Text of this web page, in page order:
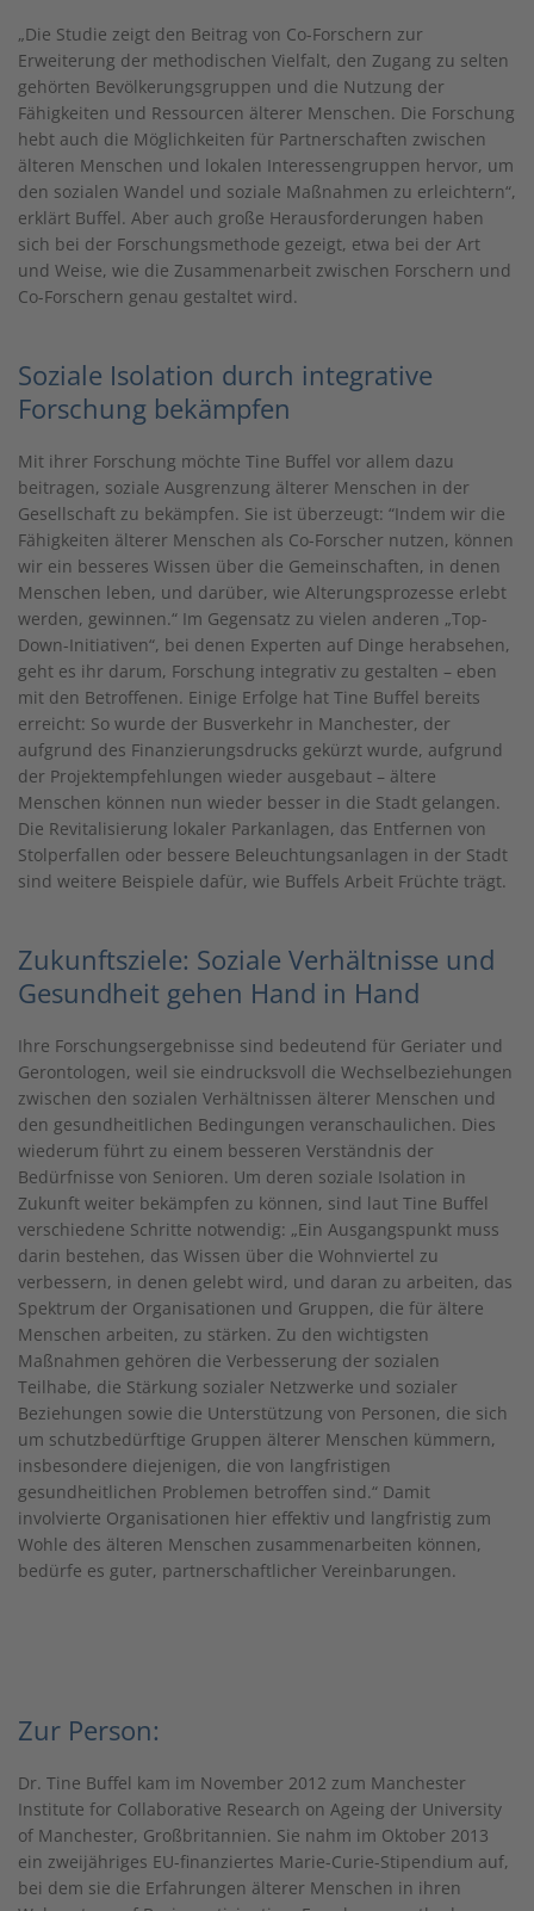
„Die Studie zeigt den Beitrag von Co-Forschern zur
Erweiterung der methodischen Vielfalt, den Zugang zu selten
gehörten Bevölkerungsgruppen und die Nutzung der
Fähigkeiten und Ressourcen älterer Menschen. Die Forschung
hebt auch die Möglichkeiten für Partnerschaften zwischen
älteren Menschen und lokalen Interessengruppen hervor, um
den sozialen Wandel und soziale Maßnahmen zu erleichtern“,
erklärt Buffel. Aber auch große Herausforderungen haben
sich bei der Forschungsmethode gezeigt, etwa bei der Art
und Weise, wie die Zusammenarbeit zwischen Forschern und
Co-Forschern genau gestaltet wird.
Soziale Isolation durch integrative
Forschung bekämpfen
Mit ihrer Forschung möchte Tine Buffel vor allem dazu
beitragen, soziale Ausgrenzung älterer Menschen in der
Gesellschaft zu bekämpfen. Sie ist überzeugt: “Indem wir die
Fähigkeiten älterer Menschen als Co-Forscher nutzen, können
wir ein besseres Wissen über die Gemeinschaften, in denen
Menschen leben, und darüber, wie Alterungsprozesse erlebt
werden, gewinnen.“ Im Gegensatz zu vielen anderen „Top-
Down-Initiativen“, bei denen Experten auf Dinge herabsehen,
geht es ihr darum, Forschung integrativ zu gestalten – eben
mit den Betroffenen. Einige Erfolge hat Tine Buffel bereits
erreicht: So wurde der Busverkehr in Manchester, der
aufgrund des Finanzierungsdrucks gekürzt wurde, aufgrund
der Projektempfehlungen wieder ausgebaut – ältere
Menschen können nun wieder besser in die Stadt gelangen.
Die Revitalisierung lokaler Parkanlagen, das Entfernen von
Stolperfallen oder bessere Beleuchtungsanlagen in der Stadt
sind weitere Beispiele dafür, wie Buffels Arbeit Früchte trägt.
Zukunftsziele: Soziale Verhältnisse und
Gesundheit gehen Hand in Hand
Ihre Forschungsergebnisse sind bedeutend für Geriater und
Gerontologen, weil sie eindrucksvoll die Wechselbeziehungen
zwischen den sozialen Verhältnissen älterer Menschen und
den gesundheitlichen Bedingungen veranschaulichen. Dies
wiederum führt zu einem besseren Verständnis der
Bedürfnisse von Senioren. Um deren soziale Isolation in
Zukunft weiter bekämpfen zu können, sind laut Tine Buffel
verschiedene Schritte notwendig: „Ein Ausgangspunkt muss
darin bestehen, das Wissen über die Wohnviertel zu
verbessern, in denen gelebt wird, und daran zu arbeiten, das
Spektrum der Organisationen und Gruppen, die für ältere
Menschen arbeiten, zu stärken. Zu den wichtigsten
Maßnahmen gehören die Verbesserung der sozialen
Teilhabe, die Stärkung sozialer Netzwerke und sozialer
Beziehungen sowie die Unterstützung von Personen, die sich
um schutzbedürftige Gruppen älterer Menschen kümmern,
insbesondere diejenigen, die von langfristigen
gesundheitlichen Problemen betroffen sind.“ Damit
involvierte Organisationen hier effektiv und langfristig zum
Wohle des älteren Menschen zusammenarbeiten können,
bedürfe es guter, partnerschaftlicher Vereinbarungen.
Zur Person:
Dr. Tine Buffel kam im November 2012 zum Manchester
Institute for Collaborative Research on Ageing der University
of Manchester, Großbritannien. Sie nahm im Oktober 2013
ein zweijähriges EU-finanziertes Marie-Curie-Stipendium auf,
bei dem sie die Erfahrungen älterer Menschen in ihren